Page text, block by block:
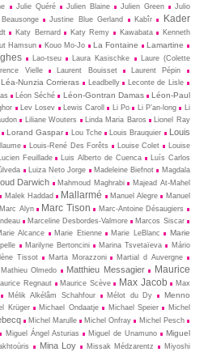
Julie Quéré Julien Blaine Julien Green
Julio
Justine Blue Gerland Kabîr
Kader
Katy Bernard Katy Remy Kawabata
Kenneth
Hamsun Kouo Mo-Jo La Fontaine Lamartine
Lao-tseu Laura Kasischke
Laure (Colette
Vielle Laurent Bouisset Laurent Pépin
Léa-Nunzia Corrieras Leadbelly
Leconte de Lisle
Léon Séché Léon-Gontran Damas
Léon-Paul
Lev Losev Lewis Caroll Li Po Li P’an-long
Li
Liliane Wouters Linda Maria Baros
Lionel Ray
Lorand Gaspar Lou Tche Louis Brauquier
Louis
Louis-René Des Forêts Louise Colet
Louise
Lucien Feuillade Luis Alberto de Cuenca
Luís Carlos
Luiza Neto Jorge Madeleine Biefnot
Magdala
Darwich Mahmoud Maghrabi
Majead At-Mahel
Malek Haddad Mallarmé Manuel Alegre
Manuel
Marc Alyn Marc Tison
Marc-Antoine Désaugiers
Marceline Desbordes-Valmore
Marcos Siscar
Alcance Marie Etienne Marie LeBlanc
Marie
Marilyne Bertoncini Marina Tsvetaïeva
Mário
Tissot Marta Morazzoni
Martial d Auvergne
Mathieu Olmedo Matthieu Messagier
Maurice
Regnaut Maurice Scève Max Jacob
Max
Mélik Alkélâm Schahfour Mélot du Dy
Menno
Krüger Michael Ondaatje Michael Speier
Michel
Michel Marulle Michel Onfray Michel Pesch
Miguel Ángel Asturias Miguel de Unamuno
Miguel
Mina Loy Missak Médzarentz
Miyoshi